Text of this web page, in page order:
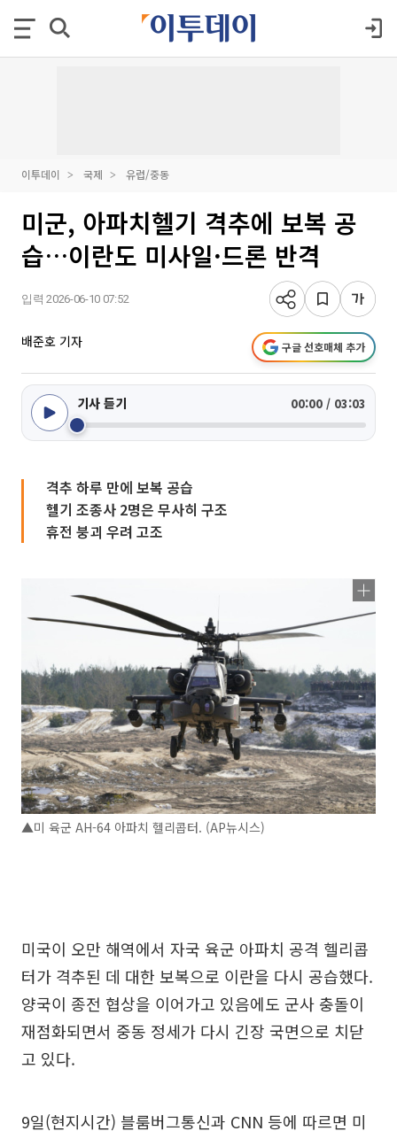
이투데이 국제 유럽/중동
미군, 아파치헬기 격추에 보복 공
습…이란도 미사일·드론 반격
입력 2026-06-10 07:52
배준호 기자 구글 선호매체 추가
기사 듣기 00:00 / 03:03
격추 하루 만에 보복 공습
헬기 조종사 2명은 무사히 구조
휴전 붕괴 우려 고조
▲미 육군 AH-64 아파치 헬리콥터. (AP뉴시스)
미국이 오만 해역에서 자국 육군 아파치 공격 헬리콥
터가 격추된 데 대한 보복으로 이란을 다시 공습했다.
양국이 종전 협상을 이어가고 있음에도 군사 충돌이
재점화되면서 중동 정세가 다시 긴장 국면으로 치닫
고 있다.
9일(현지시간) 블룸버그통신과 CNN 등에 따르면 미